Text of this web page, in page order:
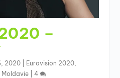
–
2020 Eurovision 2020
Moldavie |4